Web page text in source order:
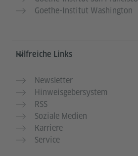
Goethe-Institut Washington
Hilfreiche Links
Newsletter
Hinweisgebersystem
RSS
Soziale Medien
Karriere
Service